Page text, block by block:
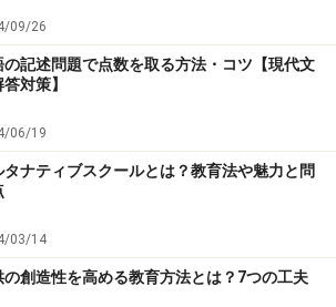
れる。字形の違いが字体の違いにま
定の字形だけが正しく、他は誤りで
はできない」
「はらっているか」だけで正誤を判断
体を見て判断すべきだということで
掛け算の順番」のジレンマ
番」も揉めがちなテーマでしょう。
09/26
の記述問題で点数を取る方法・コツ【現代文
対策】
06/19
タナティブスクールとは？教育法や魅力と問
03/14
の創造性を高める教育方法とは？7つの工夫